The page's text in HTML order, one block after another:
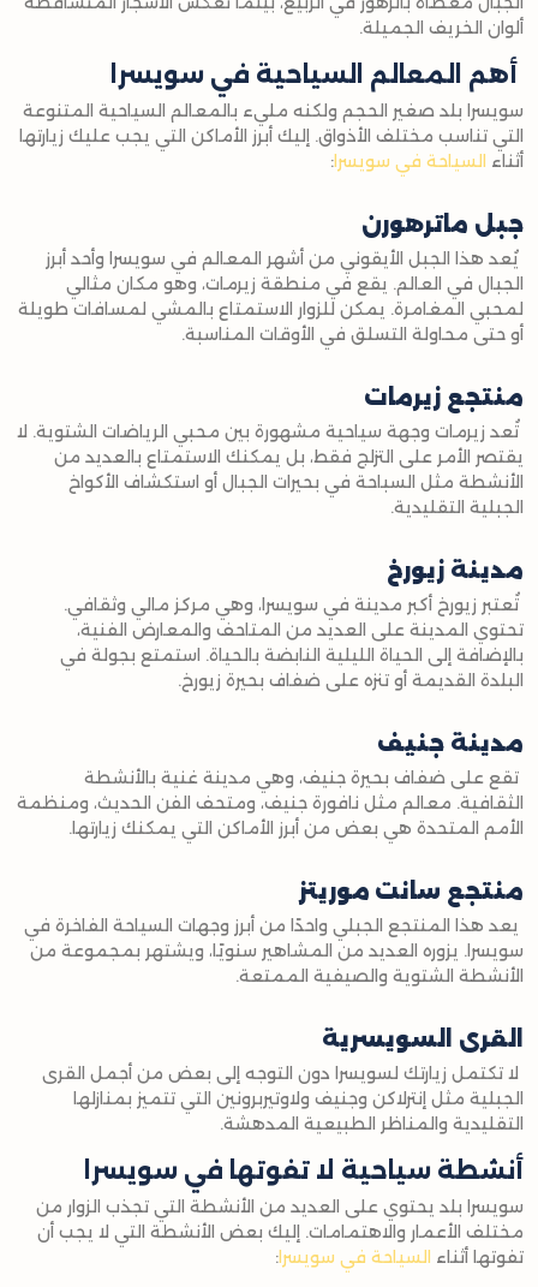
ألوان الخريف الجميلة.
أهم المعالم السياحية في سويسرا
سويسرا بلد صغير الحجم ولكنه مليء بالمعالم السياحية المتنوعة
التي تناسب مختلف الأذواق. إليك أبرز الأماكن التي يجب عليك زيارتها
أثناء السياحة في سويسرا:
جبل ماترهورن
يُعد هذا الجبل الأيقوني من أشهر المعالم في سويسرا وأحد أبرز
الجبال في العالم. يقع في منطقة زيرمات، وهو مكان مثالي
لمحبي المغامرة. يمكن للزوار الاستمتاع بالمشي لمسافات طويلة
أو حتى محاولة التسلق في الأوقات المناسبة.
منتجع زيرمات
تُعد زيرمات وجهة سياحية مشهورة بين محبي الرياضات الشتوية. لا
يقتصر الأمر على التزلج فقط، بل يمكنك الاستمتاع بالعديد من
الأنشطة مثل السباحة في بحيرات الجبال أو استكشاف الأكواخ
الجبلية التقليدية.
مدينة زيورخ
تُعتبر زيورخ أكبر مدينة في سويسرا، وهي مركز مالي وثقافي.
تحتوي المدينة على العديد من المتاحف والمعارض الفنية،
بالإضافة إلى الحياة الليلية النابضة بالحياة. استمتع بجولة في
البلدة القديمة أو تنزه على ضفاف بحيرة زيورخ.
مدينة جنيف
تقع على ضفاف بحيرة جنيف، وهي مدينة غنية بالأنشطة
الثقافية. معالم مثل نافورة جنيف، ومتحف الفن الحديث، ومنظمة
الأمم المتحدة هي بعض من أبرز الأماكن التي يمكنك زيارتها.
منتجع سانت موريتز
يعد هذا المنتجع الجبلي واحدًا من أبرز وجهات السياحة الفاخرة في
سويسرا. يزوره العديد من المشاهير سنويًا، ويشتهر بمجموعة من
الأنشطة الشتوية والصيفية الممتعة.
القرى السويسرية
لا تكتمل زيارتك لسويسرا دون التوجه إلى بعض من أجمل القرى
الجبلية مثل إنترلاكن وجنيف ولاوتيربرونين التي تتميز بمنازلها
التقليدية والمناظر الطبيعية المدهشة.
أنشطة سياحية لا تفوتها في سويسرا
سويسرا بلد يحتوي على العديد من الأنشطة التي تجذب الزوار من
مختلف الأعمار والاهتمامات. إليك بعض الأنشطة التي لا يجب أن
تفوتها أثناء السياحة في سويسرا: